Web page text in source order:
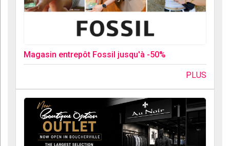
Magasin entrepôt Fossil jusqu'à -50%
PLUS